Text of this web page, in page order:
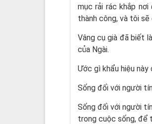
mục rải rác khắp
thành công, và tôi
Vâng cụ già đã biết
của Ngài.
Ước gì khẩu hiệu
Sống đối với người
Sống đối với người
trong cuộc sống, để